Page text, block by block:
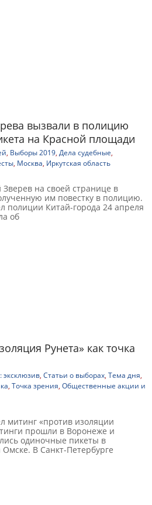
вызвали в полицию
на Красной площади
, Выборы 2019, Дела судебные,
, Москва, Иркутская область
на своей странице в
им повестку в полицию.
полиции Китай-города 24 апреля
об
Рунета» как точка
эксклюзив, Статьи о выборах, Тема дня,
, Точка зрения, Общественные акции и
митинг «против изоляции
прошли в Воронеже и
одиночные пикеты в
Омске. В Санкт-Петербурге